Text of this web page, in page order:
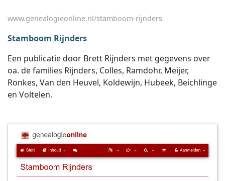
www.genealogieonline.nl/stamboom-rijnders
Stamboom Rijnders
Een publicatie door Brett Rijnders met gegevens over
oa. de families Rijnders, Colles, Ramdohr, Meijer,
Ronkes, Van den Heuvel, Koldewijn, Hubeek, Beichlinge
en Voltelen.